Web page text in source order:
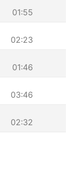
01:55
02:23
01:46
03:46
02:32